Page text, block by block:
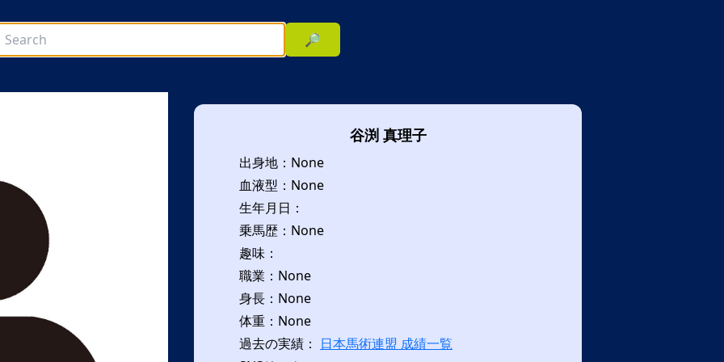
🔎
谷渕 真理子
出身地：None
血液型：None
生年月日：
乗馬歴：None
趣味：
職業：None
身長：None
体重：None
過去の実績： 日本馬術連盟 成績一覧